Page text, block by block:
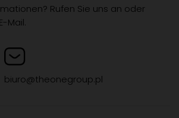
Rufen Sie uns an oder
Mail.
biuro@theonegroup.pl